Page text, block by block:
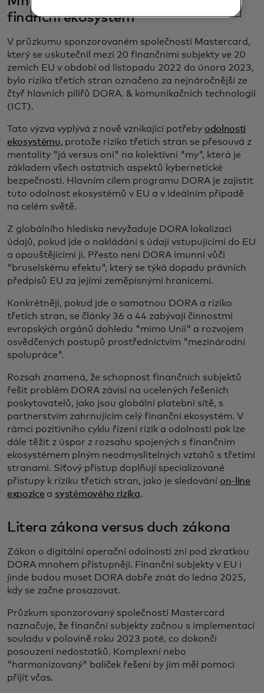
finanční ekosystém
V průzkumu sponzorovaném společností Mastercard,
který se uskutečnil mezi 20 finančními subjekty ve 20
zemích EU v období od listopadu 2022 do února 2023,
bylo riziko třetích stran označeno za nejnáročnější ze
čtyř hlavních pilířů DORA. & komunikačních technologií
(ICT).
Tato výzva vyplývá z nově vznikající potřeby odolnosti
ekosystému, protože riziko třetích stran se přesouvá z
mentality "já versus oni" na kolektivní "my", která je
základem všech ostatních aspektů kybernetické
bezpečnosti. Hlavním cílem programu DORA je zajistit
tuto odolnost ekosystémů v EU a v ideálním případě
na celém světě.
Z globálního hlediska nevyžaduje DORA lokalizaci
údajů, pokud jde o nakládání s údaji vstupujícími do EU
a opouštějícími ji. Přesto není DORA imunní vůči
"bruselskému efektu", který se týká dopadu právních
předpisů EU za jejími zeměpisnými hranicemi.
Konkrétněji, pokud jde o samotnou DORA a riziko
třetích stran, se články 36 a 44 zabývají činnostmi
evropských orgánů dohledu "mimo Unii" a rozvojem
osvědčených postupů prostřednictvím "mezinárodní
spolupráce".
Rozsah znamená, že schopnost finančních subjektů
řešit problém DORA závisí na ucelených řešeních
poskytovatelů, jako jsou globální platební sítě, s
partnerstvím zahrnujícím celý finanční ekosystém. V
rámci pozitivního cyklu řízení rizik a odolnosti pak lze
dále těžit z úspor z rozsahu spojených s finančním
ekosystémem plným neodmyslitelných vztahů s třetími
stranami. Síťový přístup doplňují specializované
přístupy k riziku třetích stran, jako je sledování on-line
expozice a systémového rizika.
Litera zákona versus duch zákona
Zákon o digitální operační odolnosti zní pod zkratkou
DORA mnohem přístupněji. Finanční subjekty v EU i
jinde budou muset DORA dobře znát do ledna 2025,
kdy se začne prosazovat.
Průzkum sponzorovaný společností Mastercard
naznačuje, že finanční subjekty začnou s implementací
souladu v polovině roku 2023 poté, co dokončí
posouzení nedostatků. Komplexní nebo
"harmonizovaný" balíček řešení by jim měl pomoci
přijít včas.